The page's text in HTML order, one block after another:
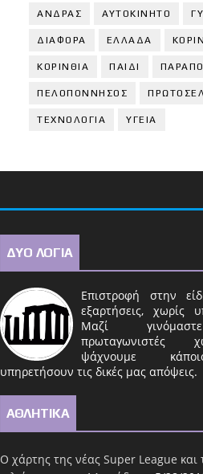
ΑΝΔΡΑΣ ΑΥΤΟΚΙΝΗΤΟ
ΔΙΑΦΟΡΑ ΕΛΛΑΔΑ
ΚΟΡΙΝΘΙA ΠΑΙΔΙ
ΠΕΛΟΠΟΝΝΗΣΟΣ
ΤΕΧΝΟΛΟΓΙΑ ΥΓΕΙΑ
ΔΥΟ ΛΟΓΙΑ
Επιστροφή στην
εξαρτήσεις, χωρίς
Μαζί
πρωταγωνιστές
ψάχνουμε
υπηρετήσουν τις δικές μας απόψεις.
ΑΘΛΗΤΙΚΑ
Ο χάρτης της νέας Super League και